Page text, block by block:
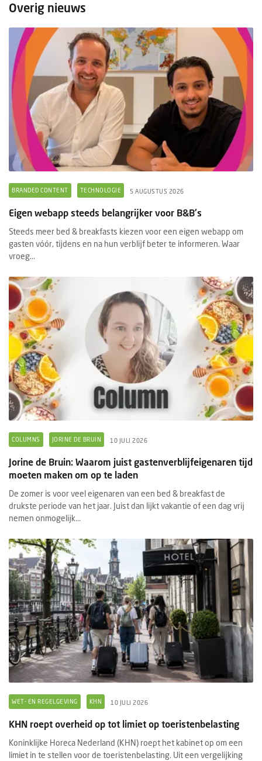
Overig nieuws
BRANDED CONTENT TECHNOLOGIE 5 AUGUSTUS 2026
Eigen webapp steeds belangrijker voor B&B's
Steeds meer bed & breakfasts kiezen voor een eigen webapp om
gasten vóór, tijdens en na hun verblijf beter te informeren. Waar
vroeg...
COLUMNS JORINE DE BRUIN 10 JULI 2026
Jorine de Bruin: Waarom juist gastenverblijfeigenaren tijd
moeten maken om op te laden
De zomer is voor veel eigenaren van een bed & breakfast de
drukste periode van het jaar. Juist dan lijkt vakantie of een dag vrij
nemen onmogelijk...
WET- EN REGELGEVING KHN 10 JULI 2026
KHN roept overheid op tot limiet op toeristenbelasting
Koninklijke Horeca Nederland (KHN) roept het kabinet op om een
limiet in te stellen voor de toeristenbelasting. Uit een vergelijking